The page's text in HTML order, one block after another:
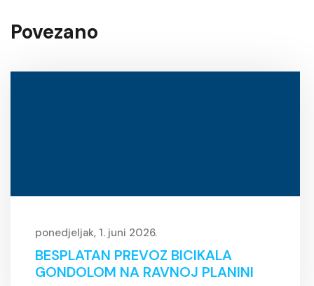
Povezano
ponedjeljak, 1. juni 2026.
BESPLATAN PREVOZ BICIKALA
GONDOLOM NA RAVNOJ PLANINI